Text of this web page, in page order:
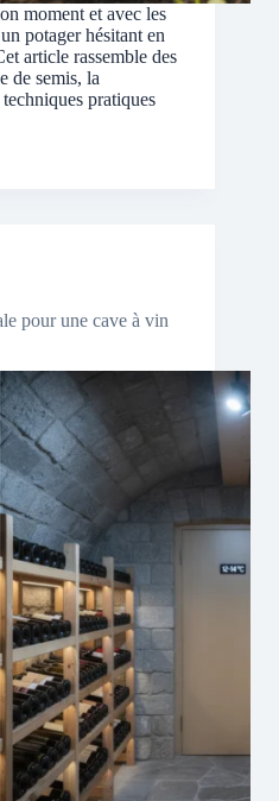
moment et avec les
potager hésitant en
article rassemble des
de semis, la
pratiques
pour une cave à vin